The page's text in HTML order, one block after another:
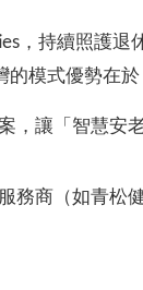
，持續照護
模式優勢在於
，讓「智慧安
商（如青松